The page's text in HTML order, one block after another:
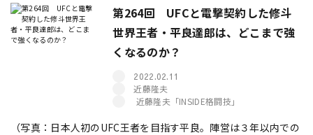
第264回 UFCと電撃契約した修斗
世界王者・平良達郎は、どこまで強
くなるのか？
2022.02.11
近藤隆夫
近藤隆夫「INSIDE格闘技」
（写真：日本人初のUFC王者を目指す平良。陣営は３年以内での